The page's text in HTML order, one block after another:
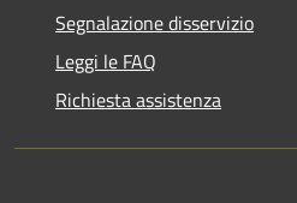
Segnalazione disservizio
Leggi le FAQ
Richiesta assistenza